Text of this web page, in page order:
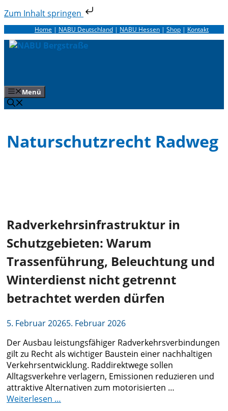
Zum Inhalt springen
Zum
Inhalt
springen
Home | NABU Deutschland | NABU Hessen | Shop | Kontakt
Menü
Naturschutzrecht Radweg
Radverkehrsinfrastruktur in
Schutzgebieten: Warum
Trassenführung, Beleuchtung und
Winterdienst nicht getrennt
betrachtet werden dürfen
5. Februar 20265. Februar 2026
Der Ausbau leistungsfähiger Radverkehrsverbindungen
gilt zu Recht als wichtiger Baustein einer nachhaltigen
Verkehrsentwicklung. Raddirektwege sollen
Alltagsverkehre verlagern, Emissionen reduzieren und
attraktive Alternativen zum motorisierten …
Weiterlesen …